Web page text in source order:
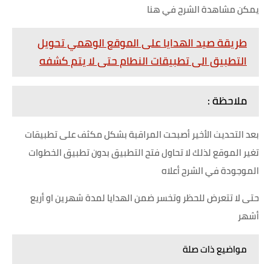
يمكن مشاهدة الشرح في هنا
طريقة صيد الهدايا على الموقع الوهمي تحويل
التطبيق الى تطبيقات النطام حتى لا يتم كشفه
ملاحظة :
بعد التحديث الأخير أصبحت المراقبة بشكل مكثف على تطبيقات
تغير الموقع لذلك لا تحاول فتح التطبيق بدون تطبيق الخطوات
الموجودة في الشرح أعلاه
حتى لا تتعرض للحظر وتخسر ضمن الهدايا لمدة شهرين او أريع
أشهر
مواضيع ذات صلة